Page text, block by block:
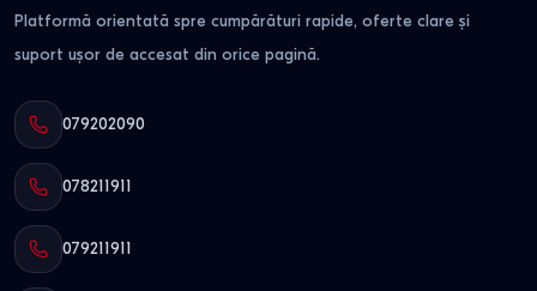
Platformă orientată spre cumpărături rapide, oferte clare și
suport ușor de accesat din orice pagină.
079202090
078211911
079211911